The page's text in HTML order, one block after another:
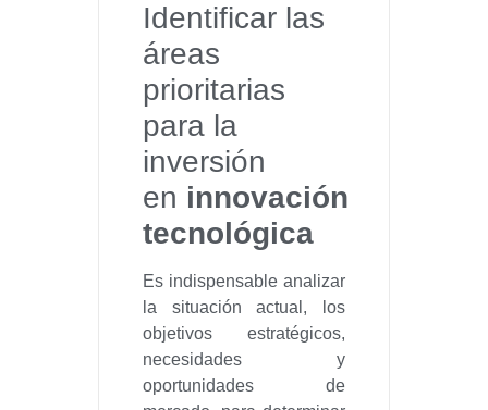
Identificar las
áreas
prioritarias
para la
inversión
en innovación
tecnológica
Es indispensable analizar
la situación actual, los
objetivos estratégicos,
necesidades y
oportunidades de